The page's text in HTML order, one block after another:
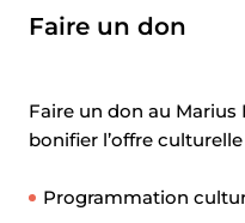
Faire un don
Faire un don au Marius
bonifier l’offre
Programmation